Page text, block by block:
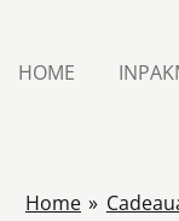
HOME
Home »